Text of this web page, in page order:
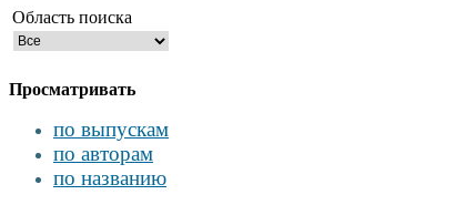
Область поиска
Просматривать
по выпускам
по авторам
по названию